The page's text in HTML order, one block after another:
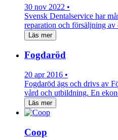
30 nov 2022 •
Svensk Dentalservice har
reparation och försäljning av
Läs mer
Fogdaröd
20 apr 2016 •
Fogdaröd ägs och drivs av
vård och utbildning. En
Läs mer
Coop